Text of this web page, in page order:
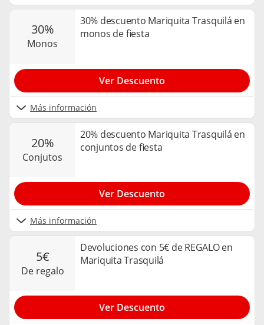
30%
monos
30% descuento Mariquita Trasquilá en
monos de fiesta
Más información
Ver Descuento
20%
conjutos
20% descuento Mariquita Trasquilá en
conjuntos de fiesta
Más información
Ver Descuento
5€
de regalo
Devoluciones con 5€ de REGALO en
Mariquita Trasquilá
Ver Descuento